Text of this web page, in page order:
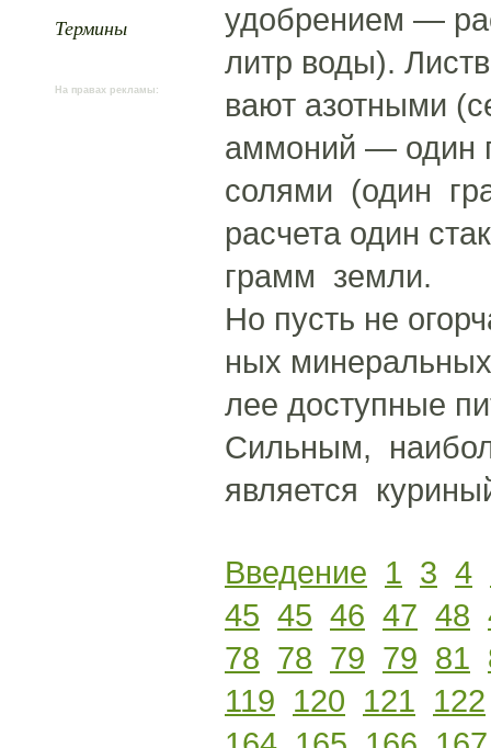
Термины
На правах рекламы:
удобрением —
литр воды).
вают азотными
аммоний — один
солями (один
расчета один
грамм земли.
Но пусть не
ных
лее доступные
Сильным,
является
Введение 1 3 4
45 45 46 47 48
78 78 79 79 81
119 120 121 122